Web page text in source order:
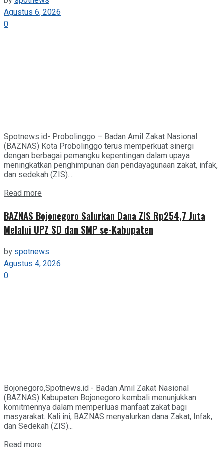
Agustus 6, 2026
0
Spotnews.id- Probolinggo – Badan Amil Zakat Nasional
(BAZNAS) Kota Probolinggo terus memperkuat sinergi
dengan berbagai pemangku kepentingan dalam upaya
meningkatkan penghimpunan dan pendayagunaan zakat, infak,
dan sedekah (ZIS)....
Read more
BAZNAS Bojonegoro Salurkan Dana ZIS Rp254,7 Juta
Melalui UPZ SD dan SMP se-Kabupaten
by spotnews
Agustus 4, 2026
0
Bojonegoro,Spotnews.id - Badan Amil Zakat Nasional
(BAZNAS) Kabupaten Bojonegoro kembali menunjukkan
komitmennya dalam memperluas manfaat zakat bagi
masyarakat. Kali ini, BAZNAS menyalurkan dana Zakat, Infak,
dan Sedekah (ZIS)...
Read more